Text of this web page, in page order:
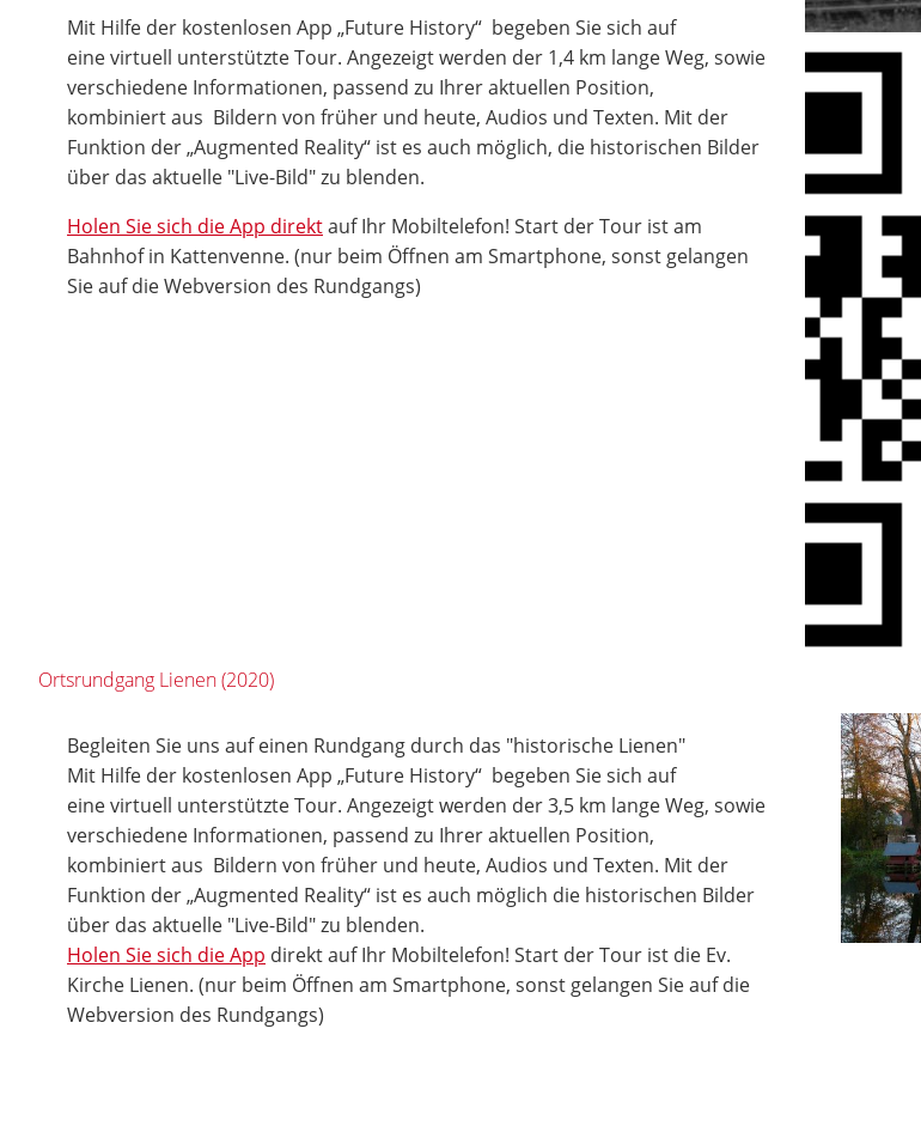
Mit Hilfe der kostenlosen App „Future History“ begeben Sie sich auf
eine virtuell unterstützte Tour. Angezeigt werden der 1,4 km lange Weg, sowie
verschiedene Informationen, passend zu Ihrer aktuellen Position,
kombiniert aus Bildern von früher und heute, Audios und Texten. Mit der
Funktion der „Augmented Reality“ ist es auch möglich, die historischen Bilder
über das aktuelle "Live-Bild" zu blenden.
Holen Sie sich die App direktauf Ihr Mobiltelefon! Start der Tour ist am
Bahnhof in Kattenvenne. (nur beim Öffnen am Smartphone, sonst gelangen
Sie auf die Webversion des Rundgangs)
Ortsrundgang Lienen (2020)
Begleiten Sie uns auf einen Rundgang durch das "historische Lienen"
Mit Hilfe der kostenlosen App „Future History“ begeben Sie sich auf
eine virtuell unterstützte Tour. Angezeigt werden der 3,5 km lange Weg, sowie
verschiedene Informationen, passend zu Ihrer aktuellen Position,
kombiniert aus Bildern von früher und heute, Audios und Texten. Mit der
Funktion der „Augmented Reality“ ist es auch möglich die historischen Bilder
über das aktuelle "Live-Bild" zu blenden.
Holen Sie sich die App direkt auf Ihr Mobiltelefon! Start der Tour ist die Ev.
Kirche Lienen. (nur beim Öffnen am Smartphone, sonst gelangen Sie auf die
Webversion des Rundgangs)